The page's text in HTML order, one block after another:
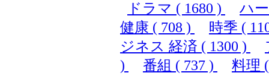
ドラマ ( 1680 )
ハ
健康 ( 708 )
時季 (
ジネス 経済 ( 1300 )
)
番組 ( 737 )
料理